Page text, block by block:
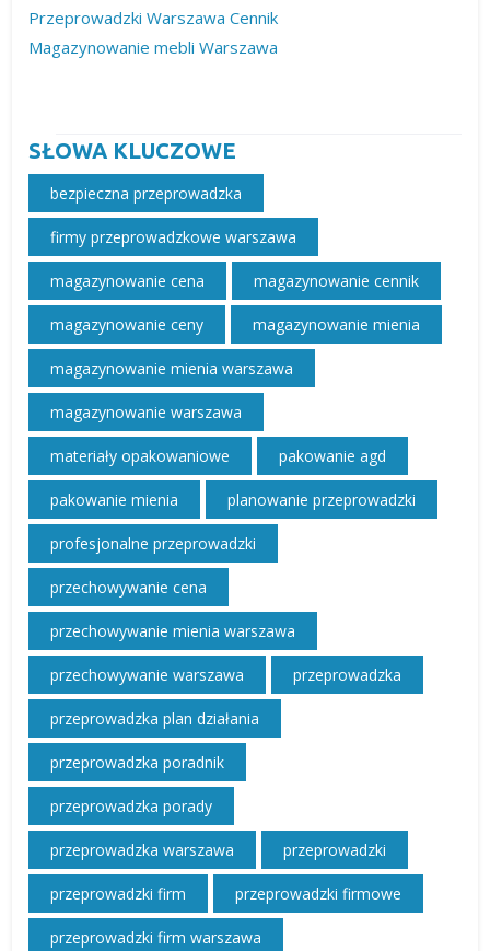
Przeprowadzki Warszawa Cennik
Magazynowanie mebli Warszawa
SŁOWA KLUCZOWE
bezpieczna przeprowadzka
firmy przeprowadzkowe warszawa
magazynowanie cena magazynowanie cennik
magazynowanie ceny magazynowanie mienia
magazynowanie mienia warszawa
magazynowanie warszawa
materiały opakowaniowe pakowanie agd
pakowanie mienia planowanie przeprowadzki
profesjonalne przeprowadzki
przechowywanie cena
przechowywanie mienia warszawa
przechowywanie warszawa przeprowadzka
przeprowadzka plan działania
przeprowadzka poradnik
przeprowadzka porady
przeprowadzka warszawa przeprowadzki
przeprowadzki firm przeprowadzki firmowe
przeprowadzki firm warszawa